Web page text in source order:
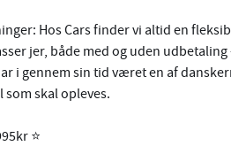
Hos Cars finder vi altid en
jer, både med og uden udbetaling
i gennem sin tid været en af
som skal opleves.
⭐️